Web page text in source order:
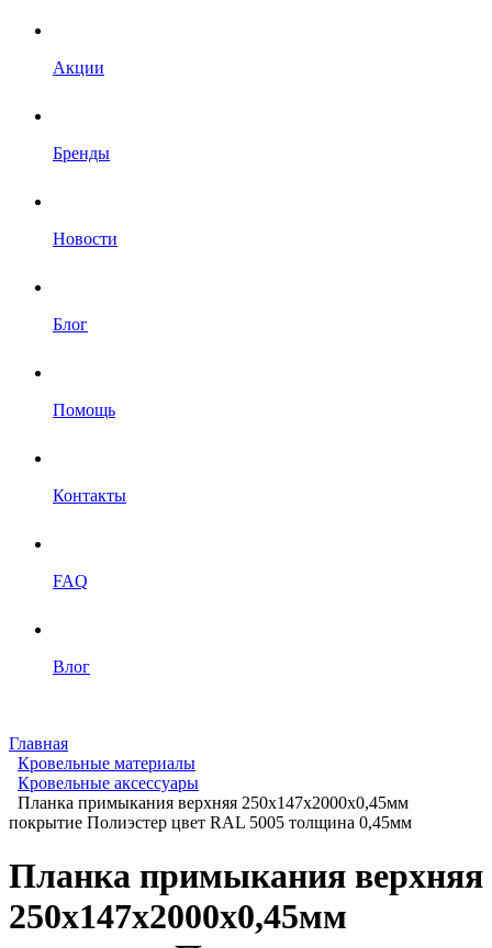
Акции
Бренды
Новости
Блог
Помощь
Контакты
FAQ
Влог
Главная
Кровельные материалы
Кровельные аксессуары
Планка примыкания верхняя 250x147x2000х0,45мм
покрытие Полиэстер цвет RAL 5005 толщина 0,45мм
Планка примыкания верхняя
250x147x2000х0,45мм